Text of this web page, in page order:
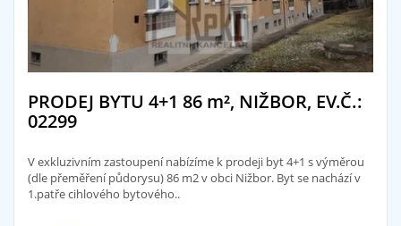
PRODEJ BYTU 4+1 86 m², NIŽBOR, EV.Č.:
02299
V exkluzivním zastoupení nabízíme k prodeji byt 4+1 s výměrou
(dle přeměření půdorysu) 86 m2 v obci Nižbor. Byt se nachází v
1.patře cihlového bytového..